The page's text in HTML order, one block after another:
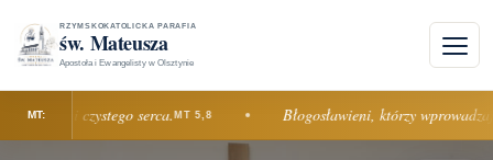
RZYMSKOKATOLICKA PARAFIA
św. Mateusza
Apostoła i Ewangelisty w Olsztynie
czystego serca.MT 5,8 Błogosławieni, którzy wprowadzają